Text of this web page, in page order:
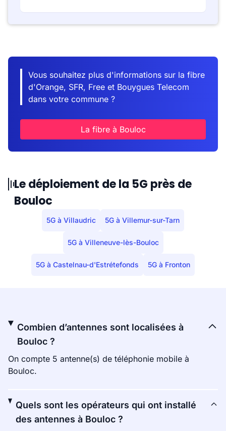
Vous souhaitez plus d'informations sur la fibre
d'Orange, SFR, Free et Bouygues Telecom
dans votre commune ?
La fibre à Bouloc
Le déploiement de la 5G près de
Bouloc
5G à Villaudric 5G à Villemur-sur-Tarn
5G à Villeneuve-lès-Bouloc
5G à Castelnau-d'Estrétefonds 5G à Fronton
Combien d’antennes sont localisées à
Bouloc ?
On compte 5 antenne(s) de téléphonie mobile à
Bouloc.
Quels sont les opérateurs qui ont installé
des antennes à Bouloc ?